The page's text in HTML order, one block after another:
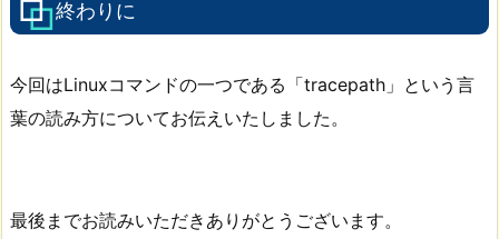
終わりに
今回はLinuxコマンドの一つである「tracepath」という言
葉の読み方についてお伝えいたしました。
最後までお読みいただきありがとうございます。